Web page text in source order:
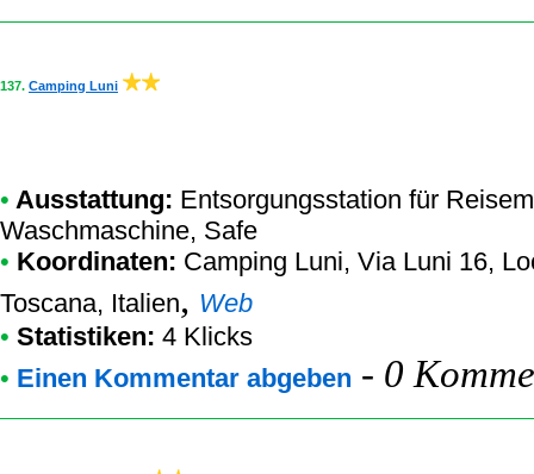
137. Camping Luni
• Ausstattung: Entsorgungsstation für
Waschmaschine, Safe
• Koordinaten: Camping Luni, Via Luni 16,
Toscana, Italien, Web
• Statistiken: 4 Klicks
• Einen Kommentar abgeben - 0